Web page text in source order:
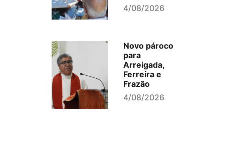
4/08/2026
Novo pároco
para
Arreigada,
Ferreira e
Frazão
4/08/2026